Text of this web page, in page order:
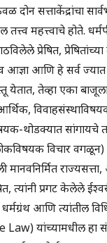
दोन सत्ताकेंद्रांचा
तत्त्व महत्त्वाचे होते.
प्रेषित,
आज्ञा आणि हे सर्व
येतात, तेव्हा एका
थोडक्यात सांगायचे
विचार वगळून)
त्यांनी प्रगट केलेले
आणि त्यांतील
Law) यांच्यामधील हा